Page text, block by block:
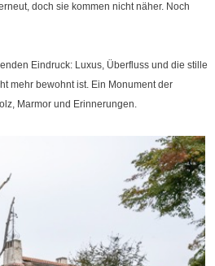
doch sie kommen nicht näher. Noch
Eindruck: Luxus, Überfluss und die stille
mehr bewohnt ist. Ein Monument der
Marmor und Erinnerungen.